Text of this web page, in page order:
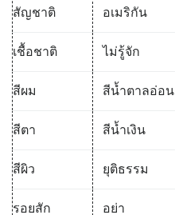
สัญชาติ อเมริกัน
เชื้อชาติ ไม่รู้จัก
สีผม สีน้ำตาลอ่อน
สีตา สีน้ำเงิน
สีผิว ยุติธรรม
รอยสัก อย่า